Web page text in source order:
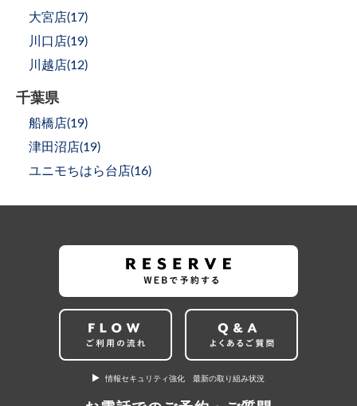
大宮店(17)
川口店(19)
川越店(12)
千葉県
船橋店(19)
津田沼店(19)
ユニモちはら台店(16)
情報セキュリティ強化 最新の取り組み状況